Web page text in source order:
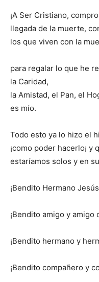
¡A Ser Cristiano,
llegada de la muerte,
los que viven con la
para regalar lo que he
la Caridad,
la Amistad, el Pan, el
es mío.
Todo esto ya lo hizo el
¡como poder hacerlo¡ y
estaríamos solos y en
¡Bendito Hermano
¡Bendito amigo y amigo
¡Bendito hermano y
¡Bendito compañero y